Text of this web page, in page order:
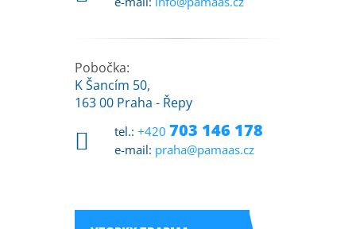
Pobočka:
K Šancím 50,
163 00 Praha - Řepy
tel.: +420 703 146 178
e-mail: praha@pamaas.cz